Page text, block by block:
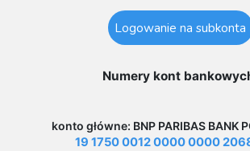
Logowanie na subkonta
Numery kont
konto główne: BNP PARIBAS BANK
19 1750 0012 0000 0000